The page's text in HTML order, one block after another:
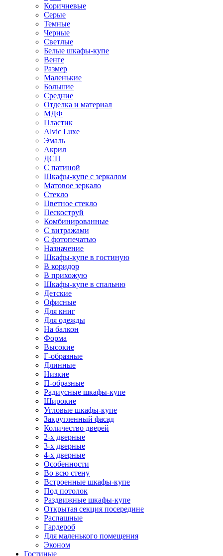
Коричневые
Серые
Темные
Черные
Светлые
Белые шкафы-купе
Венге
Размер
Маленькие
Большие
Средние
Отделка и материал
МДФ
Пластик
Alvic Luxe
Эмаль
Акрил
ДСП
С патиной
Шкафы-купе с зеркалом
Матовое зеркало
Стекло
Цветное стекло
Пескоструй
Комбинированные
С витражами
С фотопечатью
Назначение
Шкафы-купе в гостиную
В коридор
В прихожую
Шкафы-купе в спальню
Детские
Офисные
Для книг
Для одежды
На балкон
Форма
Высокие
Г-образные
Длинные
Низкие
П-образные
Радиусные шкафы-купе
Широкие
Угловые шкафы-купе
Закругленный фасад
Количество дверей
2-х дверные
3-х дверные
4-х дверные
Особенности
Во всю стену
Встроенные шкафы-купе
Под потолок
Раздвижные шкафы-купе
Открытая секция посередине
Распашные
Гардероб
Для маленького помещения
Эконом
Гостиные